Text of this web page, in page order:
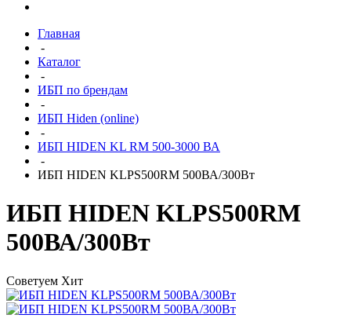
Главная
-
Каталог
-
ИБП по брендам
-
ИБП Hiden (online)
-
ИБП HIDEN KL RM 500-3000 ВА
-
ИБП HIDEN KLPS500RM 500ВА/300Вт
ИБП HIDEN KLPS500RM
500ВА/300Вт
Советуем Хит